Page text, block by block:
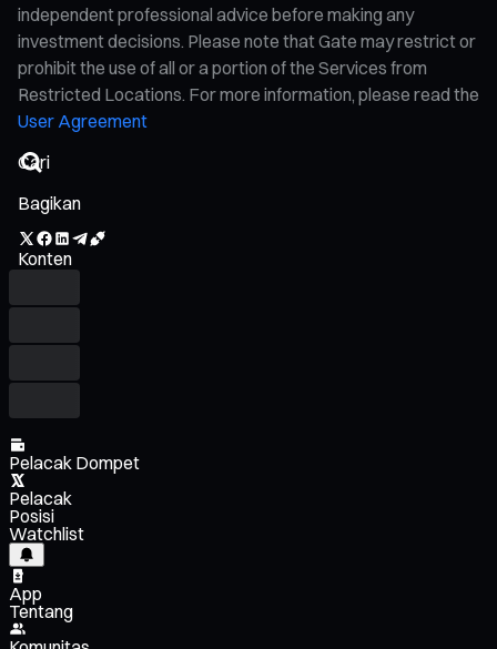
independent professional advice before making any
investment decisions. Please note that Gate may restrict or
prohibit the use of all or a portion of the Services from
Restricted Locations. For more information, please read the
User Agreement
Bagikan
Konten
Pelacak Dompet
Pelacak
Posisi
Watchlist
App
Tentang